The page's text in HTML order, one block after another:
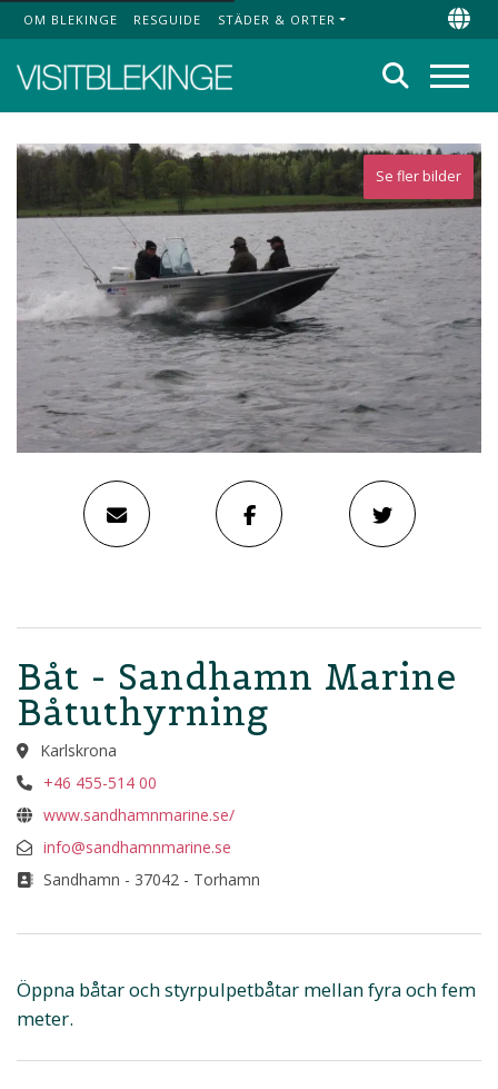
Top Menu
OM BLEKINGE RESGUIDE STÄDER & ORTER
Sök
Se fler bilder
Båt - Sandhamn Marine
Båtuthyrning
Karlskrona
+46 455-514 00
www.sandhamnmarine.se/
info@sandhamnmarine.se
Sandhamn - 37042 - Torhamn
Öppna båtar och styrpulpetbåtar mellan fyra och fem
meter.